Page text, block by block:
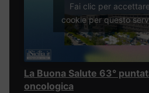
Fai clic per
cookie per questo
La Buona Salute 63°
oncologica